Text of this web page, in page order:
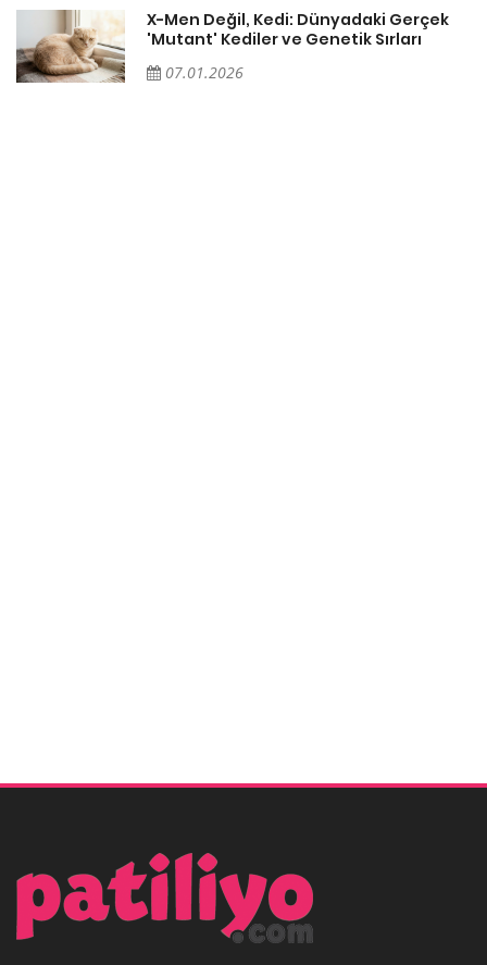
X-Men Değil, Kedi: Dünyadaki Gerçek
'Mutant' Kediler ve Genetik Sırları
07.01.2026